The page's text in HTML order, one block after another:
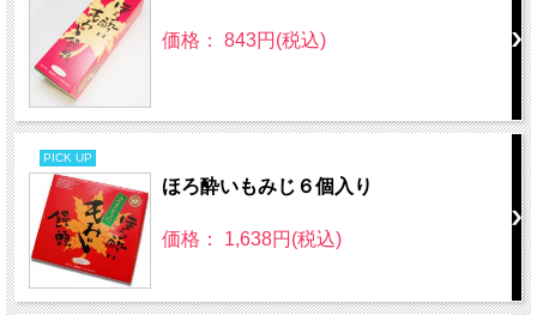
価格： 843円(税込)
PICK UP
ほろ酔いもみじ６個入り
価格： 1,638円(税込)